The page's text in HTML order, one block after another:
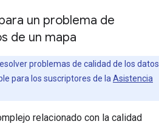
un problema de
de un mapa
problemas de calidad de los datos
para los suscriptores de la Asistencia
relacionado con la calidad